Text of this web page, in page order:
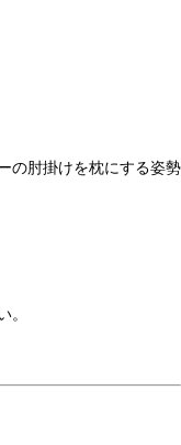
の肘掛けを枕にする姿勢
。